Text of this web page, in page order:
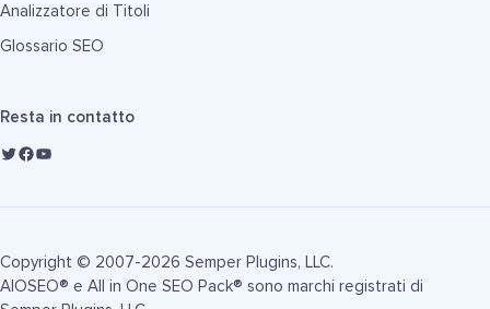
Analizzatore di Titoli
Glossario SEO
Resta in contatto
Copyright © 2007-2026 Semper Plugins, LLC.
AIOSEO® e All in One SEO Pack® sono marchi registrati di